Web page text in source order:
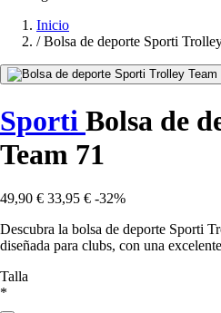
Inicio
/ Bolsa de deporte Sporti
Sporti Bolsa de
Team 71
49,90 € 33,95 € -32%
Descubra la bolsa de deporte Sporti
diseñada para clubs, con una
Talla
*